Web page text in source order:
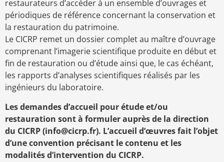
restaurateurs d’accéder à un ensemble d’ouvrages et
périodiques de référence concernant la conservation et
la restauration du patrimoine.
Le CICRP remet un dossier complet au maître d’ouvrage
comprenant l’imagerie scientifique produite en début et
fin de restauration ou d’étude ainsi que, le cas échéant,
les rapports d’analyses scientifiques réalisés par les
ingénieurs du laboratoire.
Les demandes d’accueil pour étude et/ou
restauration sont à formuler auprès de la direction
du CICRP (info@cicrp.fr). L’accueil d’œuvres fait l’objet
d’une convention précisant le contenu et les
modalités d’intervention du CICRP.